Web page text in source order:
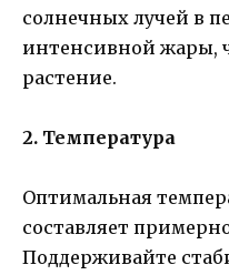
солнечных лучей в
интенсивной жары,
растение.
2. Температура
Оптимальная
составляет
Поддерживайте